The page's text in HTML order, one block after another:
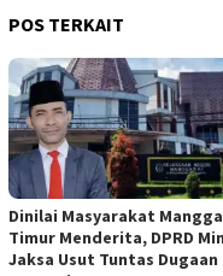
POS TERKAIT
Dinilai Masyarakat
Timur Menderita, DPRD
Jaksa Usut Tuntas Dugaan